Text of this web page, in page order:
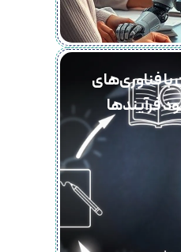
فناوری‌های
فرآیندها